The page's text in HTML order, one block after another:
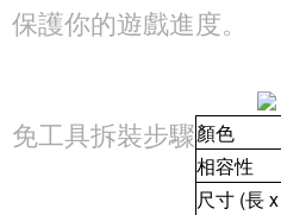
保護你的遊戲進度。
免工具拆裝步驟 顏色
相容性
尺寸 (長 x